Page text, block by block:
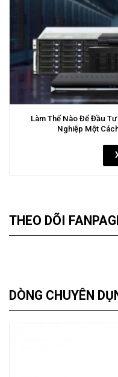
Làm Thế Nào Để Đầu
Nghiệp Một
THEO DÕI
DÒNG CHUYÊN